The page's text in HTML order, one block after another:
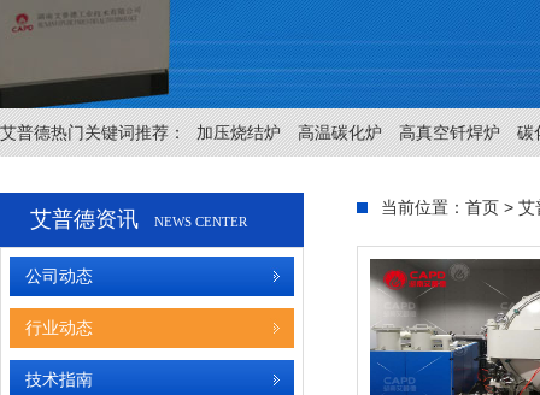
艾普德热门关键词推荐： 加压烧结炉 高温碳化炉 高真空钎焊炉 碳
艾普德资讯 NEWS CENTER
公司动态
行业动态
技术指南
当前位置： 首页 > 艾